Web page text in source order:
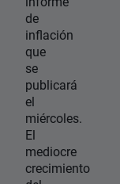
de
inflación
que
se
publicará
el
miércoles.
El
mediocre
crecimiento